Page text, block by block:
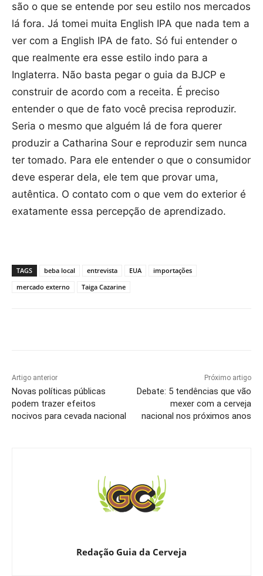
são o que se entende por seu estilo nos mercados
lá fora. Já tomei muita English IPA que nada tem a
ver com a English IPA de fato. Só fui entender o
que realmente era esse estilo indo para a
Inglaterra. Não basta pegar o guia da BJCP e
construir de acordo com a receita. É preciso
entender o que de fato você precisa reproduzir.
Seria o mesmo que alguém lá de fora querer
produzir a Catharina Sour e reproduzir sem nunca
ter tomado. Para ele entender o que o consumidor
deve esperar dela, ele tem que provar uma,
autêntica. O contato com o que vem do exterior é
exatamente essa percepção de aprendizado.
TAGS beba local entrevista EUA
importações
mercado externo
Taiga Cazarine
Artigo anterior
Novas políticas públicas
podem trazer efeitos
nocivos para cevada nacional
Próximo artigo
Debate: 5 tendências que vão
mexer com a cerveja
nacional nos próximos anos
Redação Guia da Cerveja